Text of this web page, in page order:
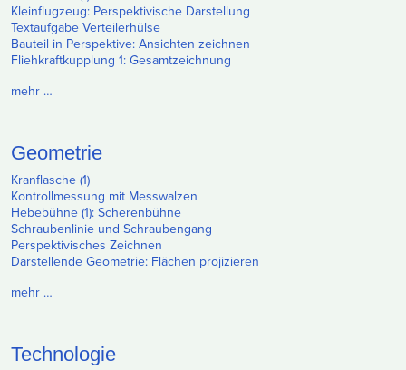
Kleinflugzeug: Perspektivische Darstellung
Textaufgabe Verteilerhülse
Bauteil in Perspektive: Ansichten zeichnen
Fliehkraftkupplung 1: Gesamtzeichnung
mehr …
Geometrie
Kranflasche (1)
Kontrollmessung mit Messwalzen
Hebebühne (1): Scherenbühne
Schraubenlinie und Schraubengang
Perspektivisches Zeichnen
Darstellende Geometrie: Flächen projizieren
mehr …
Technologie